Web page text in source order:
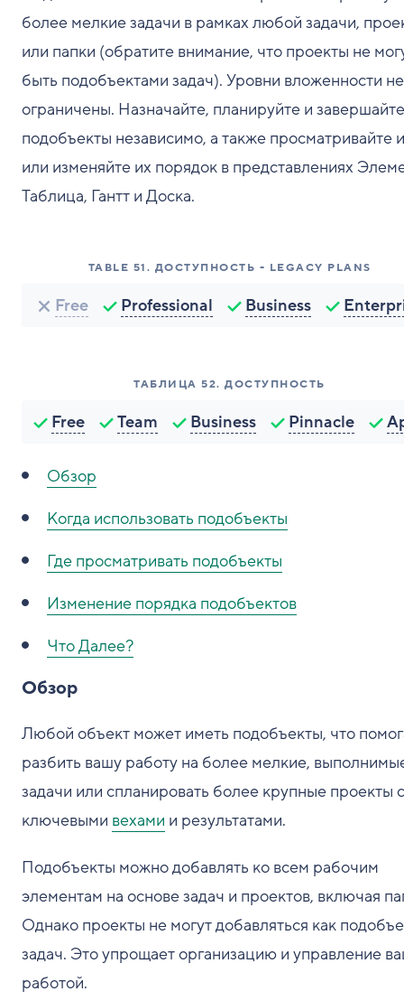
более мелкие задачи в рамках любой задачи,
или папки (обратите внимание, что проекты не
быть подобъектами задач). Уровни вложенности не
ограничены. Назначайте, планируйте и завершайте
подобъекты независимо, а также просматривайте
или изменяйте их порядок в представлениях
Таблица, Гантт и Доска.
TABLE 51. ДОСТУПНОСТЬ - LEGACY PLANS
Free Professional Business
ТАБЛИЦА 52. ДОСТУПНОСТЬ
Free Team Business Pinnacle
Обзор
Когда использовать подобъекты
Где просматривать подобъекты
Изменение порядка подобъектов
Что Далее?
Обзор
Любой объект может иметь подобъекты, что
разбить вашу работу на более мелкие,
задачи или спланировать более крупные проекты с
ключевыми вехами и результатами.
Подобъекты можно добавлять ко всем рабочим
элементам на основе задач и проектов, включая
Однако проекты не могут добавляться как
задач. Это упрощает организацию и управление
работой.